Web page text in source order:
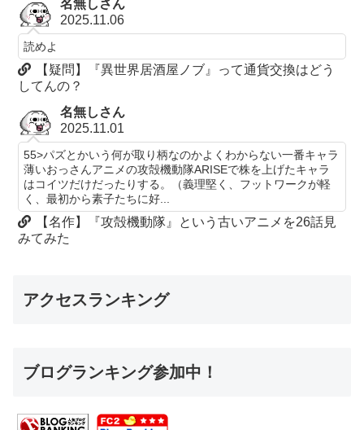
名無しさん
2025.11.06
読めよ
【疑問】『異世界居酒屋ノブ』って通貨交換はどう
してんの？
名無しさん
2025.11.01
55>パズとかいう何が取り柄なのかよくわからない一番キャラ
薄いおっさんアニメの攻殻機動隊ARISEで株を上げたキャラ
はコイツだけだったりする。（義理堅く、フットワークが軽
く、最初から素子たちに好...
【名作】『攻殻機動隊』という古いアニメを26話見
みてみた
アクセスランキング
ブログランキング参加中！